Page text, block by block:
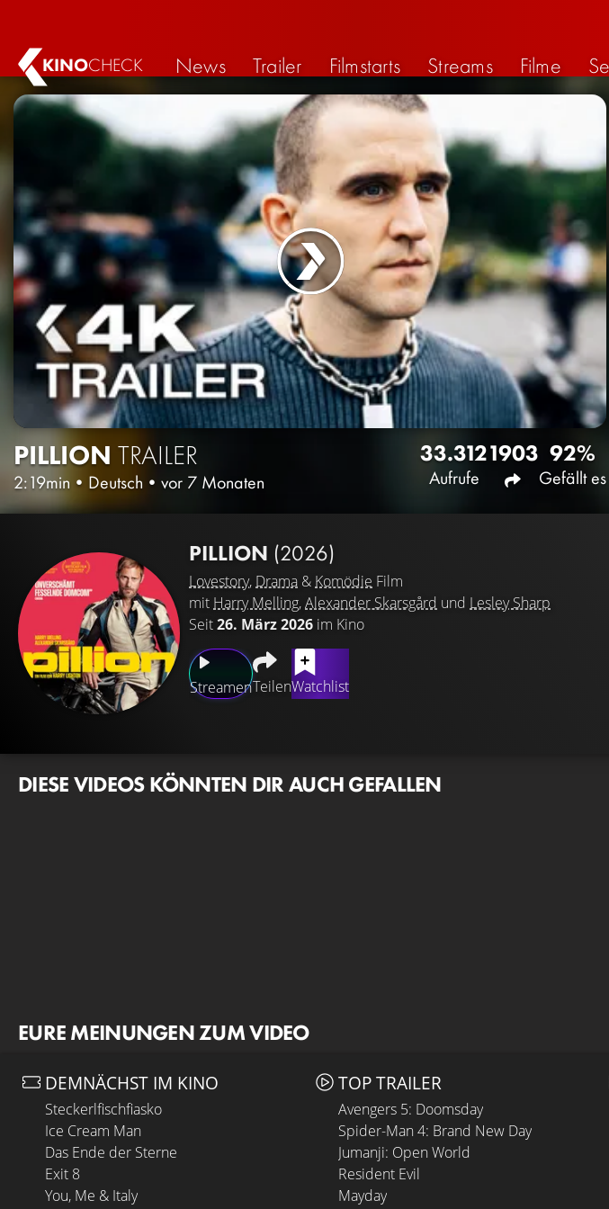
KINOCHECK News Trailer Filmstarts Streams Filme
PILLION TRAILER
2:19min • Deutsch • vor 7 Monaten
33.312
Aufrufe
1903 92%
Gefällt es
PILLION (2026)
Lovestory, Drama & Komödie Film
mit Harry Melling,Alexander Skarsgård und Lesley Sharp
Seit26. März 2026 im Kino
StreamenTeilenWatchlist
DIESE VIDEOS KÖNNTEN DIR AUCH GEFALLEN
EURE MEINUNGEN ZUM VIDEO
DEMNÄCHST IM KINO
Steckerlfischfiasko
Ice Cream Man
Das Ende der Sterne
Exit 8
You, Me & Italy
TOP TRAILER
Avengers 5: Doomsday
Spider-Man 4: Brand New Day
Jumanji: Open World
Resident Evil
Mayday